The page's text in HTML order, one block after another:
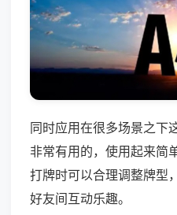
同时应用在很多场景之下
非常有用的，使用起来简
打牌时可以合理调整牌型
好友间互动乐趣。